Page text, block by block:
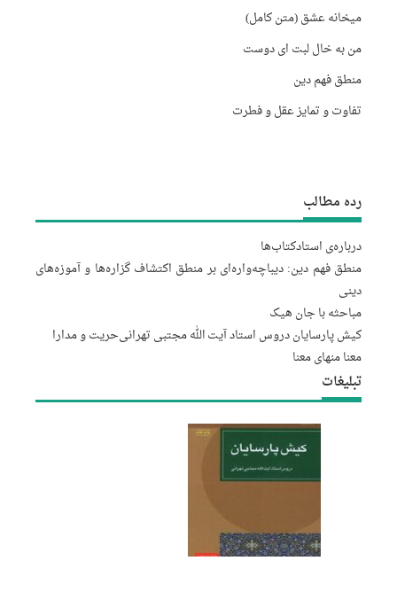
میخانه عشق (متن کامل)
من به خال لبت ای دوست
منطق فهم دین
تفاوت و تمایز عقل و فطرت
رده مطالب
درباره‌‌ی استادکتاب‌ها
منطق فهم دین: دیباچه‌واره‌ای بر منطق اکتشاف گزاره‌ها و آموزه‌های
دینی
مباحثه با جان هیک
کیش پارسایان دروس استاد آیت الله مجتبى تهرانىحریت و مدارا
معنا منهای معنا
تبلیغات